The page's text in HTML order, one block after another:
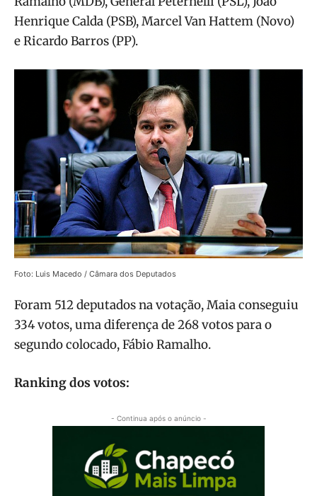
Henrique Calda (PSB), Marcel Van Hattem (Novo)
e Ricardo Barros (PP).
Foto: Luis Macedo / Câmara dos Deputados
Foram 512 deputados na votação, Maia conseguiu
334 votos, uma diferença de 268 votos para o
segundo colocado, Fábio Ramalho.
Ranking dos votos:
- Continua após o anúncio -